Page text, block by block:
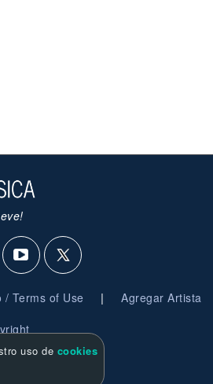
/ Terms of Use | Agregar Artista
Reservados
uso de cookies